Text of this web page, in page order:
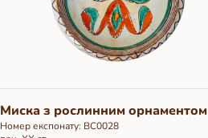
Миска з рослинним орнаментом
Номер експонату: ВС0028